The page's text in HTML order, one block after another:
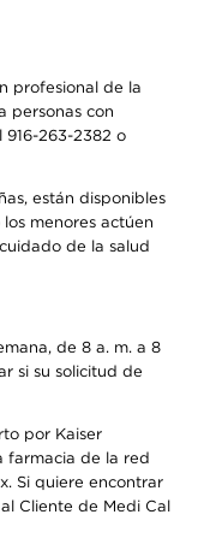
profesional de la
personas con
263-2382 o
están disponibles
menores actúen
de la salud
de 8 a. m. a 8
si su solicitud de
por Kaiser
farmacia de la red
Si quiere encontrar
Cliente de Medi Cal